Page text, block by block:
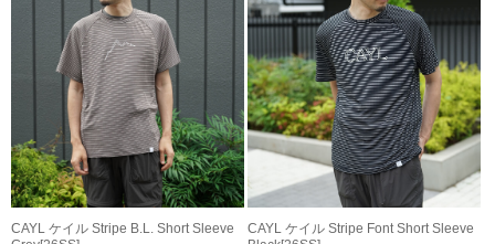
CAYL ケイル Stripe B.L. Short Sleeve
CAYL ケイル Stripe Font Short Sleeve